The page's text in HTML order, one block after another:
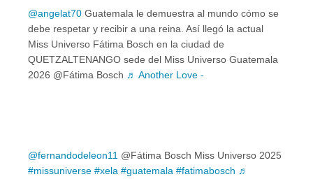
@angelat70 Guatemala le demuestra al mundo cómo se
debe respetar y recibir a una reina. Así llegó la actual
Miss Universo Fátima Bosch en la ciudad de
QUETZALTENANGO sede del Miss Universo Guatemala
2026 @Fátima Bosch ♬ Another Love -
@fernandodeleon11 @Fátima Bosch Miss Universo 2025
#missuniverse #xela #guatemala #fatimabosch ♬